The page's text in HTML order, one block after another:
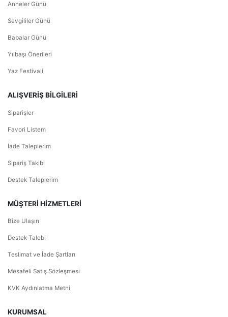
Anneler Günü
Sevgililer Günü
Babalar Günü
Yılbaşı Önerileri
Yaz Festivali
ALIŞVERİŞ BİLGİLERİ
Siparişler
Favori Listem
İade Taleplerim
Sipariş Takibi
Destek Taleplerim
MÜŞTERİ HİZMETLERİ
Bize Ulaşın
Destek Talebi
Teslimat ve İade Şartları
Mesafeli Satış Sözleşmesi
KVK Aydınlatma Metni
KURUMSAL